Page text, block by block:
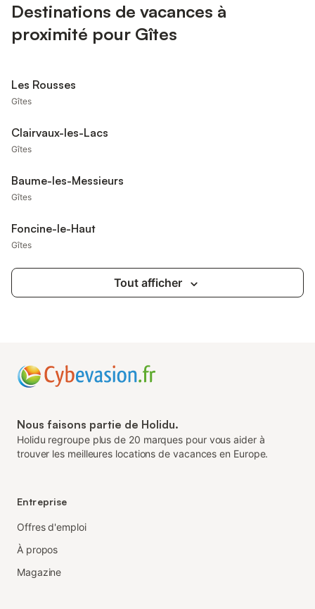
Destinations de vacances à
proximité pour Gîtes
Les Rousses
Gîtes
Clairvaux-les-Lacs
Gîtes
Baume-les-Messieurs
Gîtes
Foncine-le-Haut
Gîtes
Tout afficher
Nous faisons partie de Holidu.
Holidu regroupe plus de 20 marques pour vous aider à
trouver les meilleures locations de vacances en Europe.
Entreprise
Offres d'emploi
À propos
Magazine